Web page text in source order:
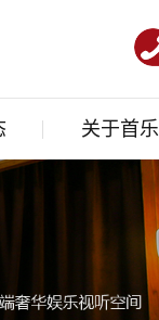
关于首乐
公司简介
企业文化
资质荣誉